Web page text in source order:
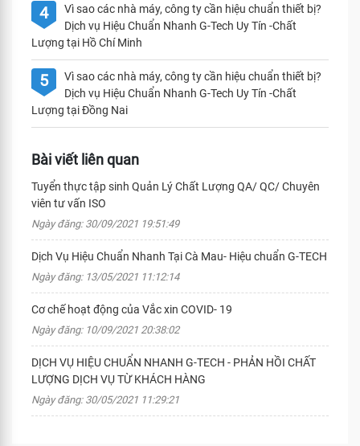
4
Vì sao các nhà máy, công ty cần hiệu chuẩn thiết bị?
Dịch vụ Hiệu Chuẩn Nhanh G-Tech Uy Tín -Chất
Lượng tại Hồ Chí Minh
5
Vì sao các nhà máy, công ty cần hiệu chuẩn thiết bị?
Dịch vụ Hiệu Chuẩn Nhanh G-Tech Uy Tín -Chất
Lượng tại Đồng Nai
Bài viết liên quan
Tuyển thực tập sinh Quản Lý Chất Lượng QA/ QC/ Chuyên
viên tư vấn ISO
Ngày đăng: 30/09/2021 19:51:49
Dịch Vụ Hiệu Chuẩn Nhanh Tại Cà Mau- Hiệu chuẩn G-TECH
Ngày đăng: 13/05/2021 11:12:14
Cơ chế hoạt động của Vắc xin COVID- 19
Ngày đăng: 10/09/2021 20:38:02
DỊCH VỤ HIỆU CHUẨN NHANH G-TECH - PHẢN HỒI CHẤT
LƯỢNG DỊCH VỤ TỪ KHÁCH HÀNG
Ngày đăng: 30/05/2021 11:29:21